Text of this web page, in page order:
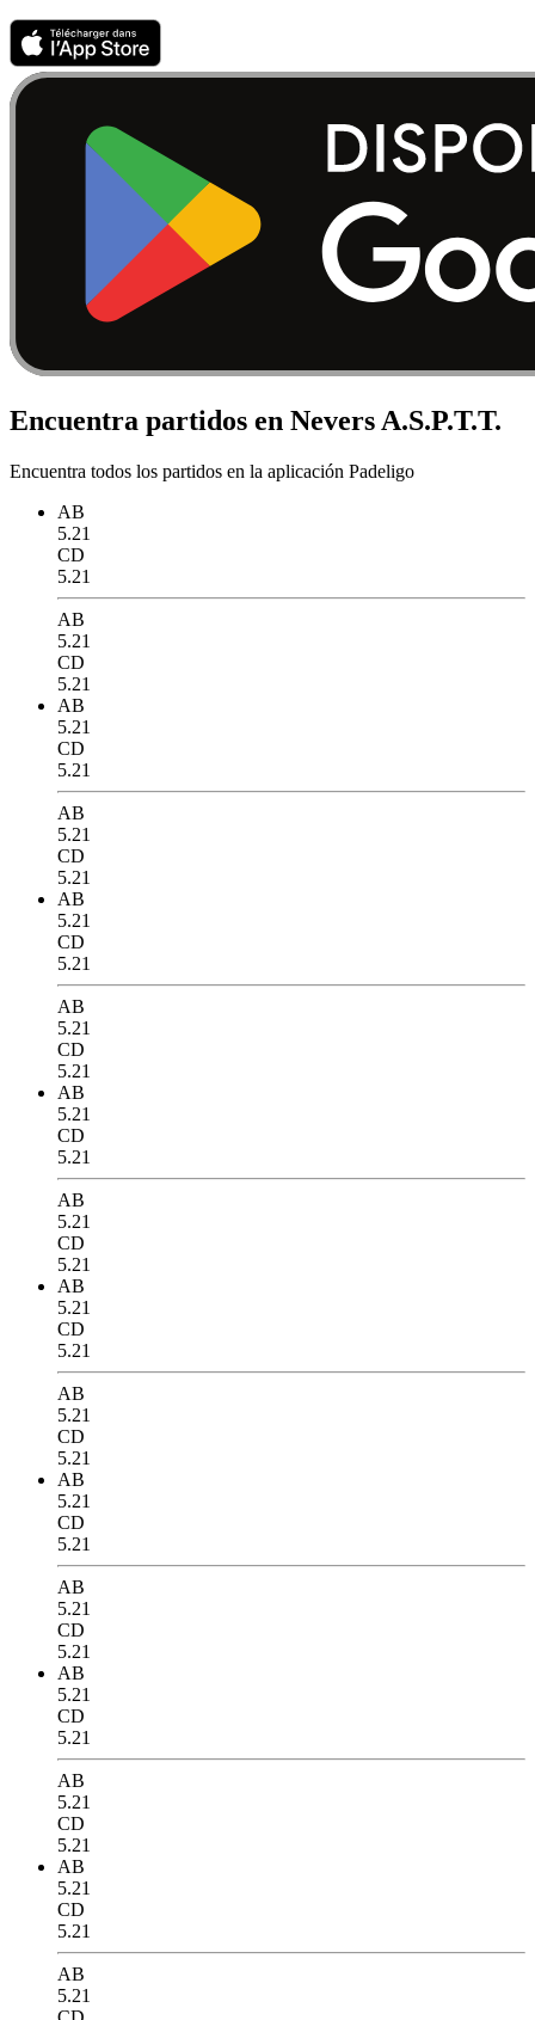
Encuentra partidos en Nevers A.S.P.T.T.
Encuentra todos los partidos en la aplicación Padeligo
AB
5.21
CD
5.21
AB
5.21
CD
5.21
AB
5.21
CD
5.21
AB
5.21
CD
5.21
AB
5.21
CD
5.21
AB
5.21
CD
5.21
AB
5.21
CD
5.21
AB
5.21
CD
5.21
AB
5.21
CD
5.21
AB
5.21
CD
5.21
AB
5.21
CD
5.21
AB
5.21
CD
5.21
AB
5.21
CD
5.21
AB
5.21
CD
5.21
AB
5.21
CD
5.21
AB
5.21